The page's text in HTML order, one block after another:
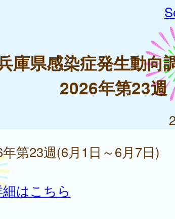
庫県感染症発生動向
2026年第23週
第23週(6月1日～6月7日)
はこちら